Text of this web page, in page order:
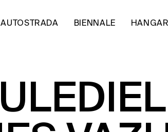
AUTOSTRADA BIENNALE HANGAR